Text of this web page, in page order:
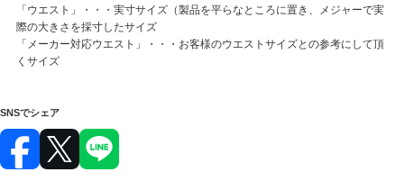
「ウエスト」・・・実寸サイズ（製品を平らなところに置き、メジャーで実
際の大きさを採寸したサイズ
「メーカー対応ウエスト」・・・お客様のウエストサイズとの参考にして頂
くサイズ
SNSでシェア